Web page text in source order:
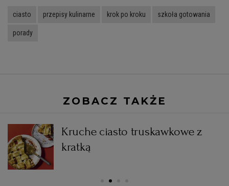
ciasto przepisy kulinarne krok po kroku szkoła gotowania
porady
ZOBACZ TAKŻE
Kruche ciasto truskawkowe z
kratką